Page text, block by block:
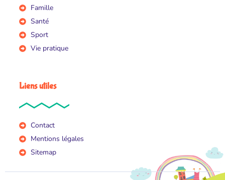
Famille
Santé
Sport
Vie pratique
Liens utiles
Contact
Mentions légales
Sitemap